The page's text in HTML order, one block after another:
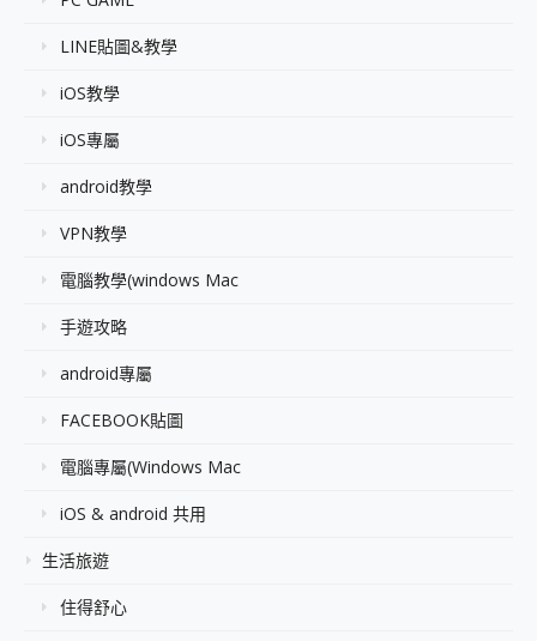
LINE貼圖&教學
iOS教學
iOS專屬
android教學
VPN教學
電腦教學(windows Mac
手遊攻略
android專屬
FACEBOOK貼圖
電腦專屬(Windows Mac
iOS & android 共用
生活旅遊
住得舒心